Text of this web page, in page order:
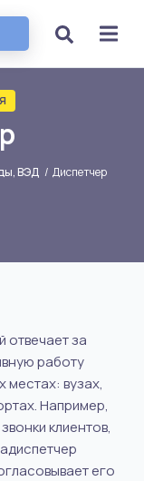
ВЭД / Диспетчер
отвечает за
работу
местах: вузах,
Например,
клиентов,
его